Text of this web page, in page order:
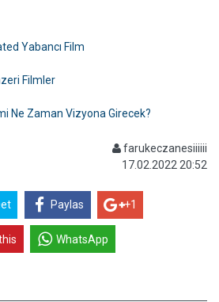
Yabancı Film
Filmler
Ne Zaman Vizyona Girecek?
farukeczanesiiiiii
17.02.2022 20:52
Paylas +1
WhatsApp